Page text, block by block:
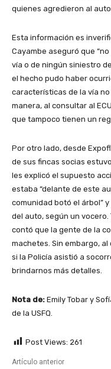
quienes agredieron al
Esta información es
Cayambe aseguró que
vía o de ningún siniestro
el hecho pudo haber
características de la vía no
manera, al consultar al
que tampoco tienen un
Por otro lado, desde
de sus fincas socias
les explicó el supuesto
estaba “delante de este
comunidad botó el árbol”
del auto, según un
contó que la gente de la
machetes. Sin embargo,
si la Policía asistió a
brindarnos más detalles.
Nota de: Emily Tobar y
de la USFQ.
Post Views: 261
Artículo anterior